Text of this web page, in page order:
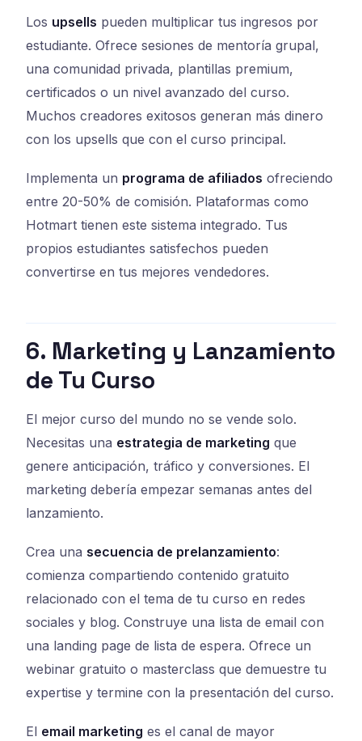
Los upsells pueden multiplicar tus ingresos por
estudiante. Ofrece sesiones de mentoría grupal,
una comunidad privada, plantillas premium,
certificados o un nivel avanzado del curso.
Muchos creadores exitosos generan más dinero
con los upsells que con el curso principal.
Implementa un programa de afiliados ofreciendo
entre 20-50% de comisión. Plataformas como
Hotmart tienen este sistema integrado. Tus
propios estudiantes satisfechos pueden
convertirse en tus mejores vendedores.
6. Marketing y Lanzamiento
de Tu Curso
El mejor curso del mundo no se vende solo.
Necesitas una estrategia de marketing que
genere anticipación, tráfico y conversiones. El
marketing debería empezar semanas antes del
lanzamiento.
Crea una secuencia de prelanzamiento:
comienza compartiendo contenido gratuito
relacionado con el tema de tu curso en redes
sociales y blog. Construye una lista de email con
una landing page de lista de espera. Ofrece un
webinar gratuito o masterclass que demuestre tu
expertise y termine con la presentación del curso.
El email marketing es el canal de mayor